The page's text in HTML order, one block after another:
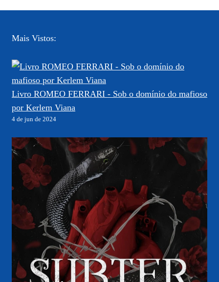
Mais Vistos:
Livro ROMEO FERRARI - Sob o domínio do mafioso
por Kerlem Viana
4 de jun de 2024